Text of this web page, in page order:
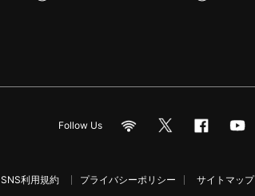
Follow Us
SNS利用規約 プライバシーポリシー サイトマップ